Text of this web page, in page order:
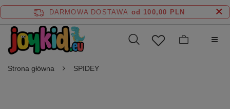
DARMOWA DOSTAWA od 100,00 PLN
Strona główna SPIDEY